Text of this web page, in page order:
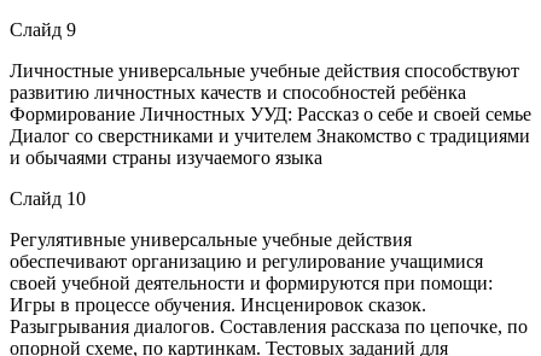
Слайд 9
Личностные универсальные учебные действия способствуют
развитию личностных качеств и способностей ребёнка
Формирование Личностных УУД: Рассказ о себе и своей семье
Диалог со сверстниками и учителем Знакомство с традициями
и обычаями страны изучаемого языка
Слайд 10
Регулятивные универсальные учебные действия
обеспечивают организацию и регулирование учащимися
своей учебной деятельности и формируются при помощи:
Игры в процессе обучения. Инсценировок сказок.
Разыгрывания диалогов. Составления рассказа по цепочке, по
опорной схеме, по картинкам. Тестовых заданий для